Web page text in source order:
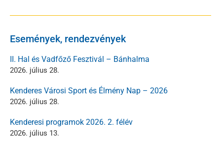
Események, rendezvények
II. Hal és Vadfőző Fesztivál – Bánhalma
2026. július 28.
Kenderes Városi Sport és Élmény Nap – 2026
2026. július 28.
Kenderesi programok 2026. 2. félév
2026. július 13.